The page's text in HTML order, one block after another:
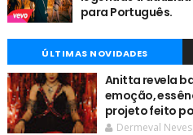
para Português.
ÚLTIMAS NOVIDADES
Anitta revela
emoção,
projeto feito
Dermeval Neves